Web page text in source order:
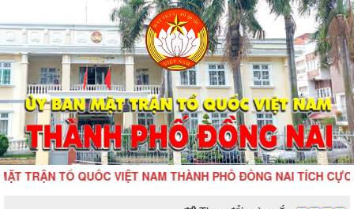
TỔ QUỐC VIỆT NAM THÀNH PHỐ ĐỒNG NAI TÍCH CỰC